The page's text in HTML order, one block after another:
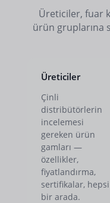
Üreticiler, fuar
ürün gruplarına
Üreticiler
Çinli
distribütörlerin
incelemesi
gereken ürün
gamları —
özellikler,
fiyatlandırma,
sertifikalar, hepsi
bir arada.